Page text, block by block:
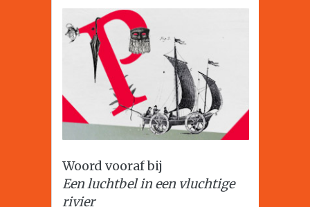
Woord vooraf bij
Een luchtbel in een vluchtige
rivier